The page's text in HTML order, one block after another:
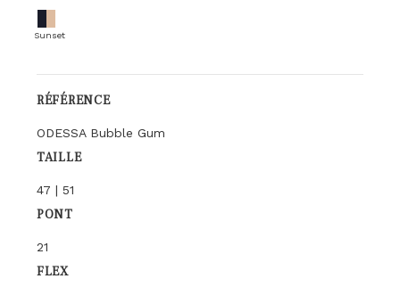
Sunset
RÉFÉRENCE
ODESSA Bubble Gum
TAILLE
47 | 51
PONT
21
FLEX